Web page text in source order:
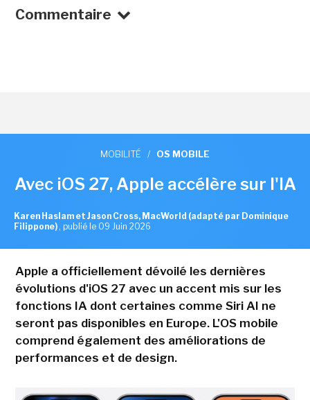
Commentaire
MOBILITÉ / OS MOBILE
Avec iOS 27, Apple accélère sur l'IA
Karen Haslam et Jason Cross, MacWorld (adapté par Dominique
Filippone) , publié le 09 Juin 2026
Apple a officiellement dévoilé les dernières
évolutions d'iOS 27 avec un accent mis sur les
fonctions IA dont certaines comme Siri AI ne
seront pas disponibles en Europe. L'OS mobile
comprend également des améliorations de
performances et de design.